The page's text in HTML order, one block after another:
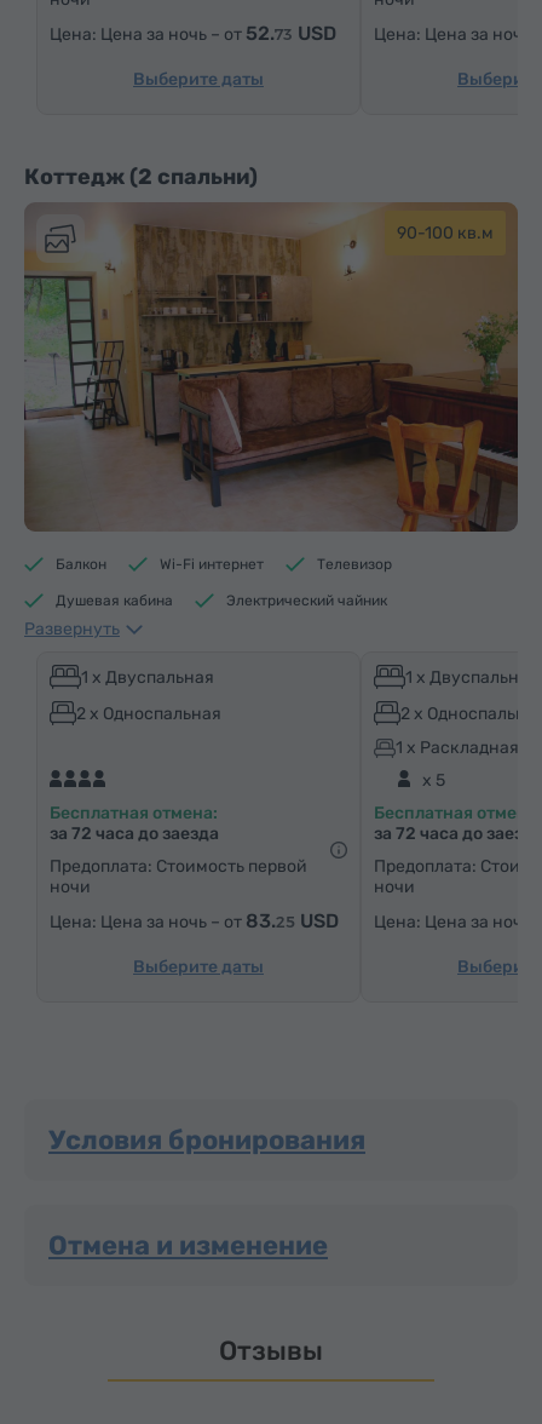
Цена за ночь – от 52.73 USD
Выберите даты
Цена за ночь
Коттедж (2 спальни)
90-100 кв.м
Балкон Wi-Fi интернет Телевизор
Душевая кабина Электрический чайник
Средства гигиены
Фен Отопление Шкаф/Гардероб
Гостиная Обеденная зона Обеденный стол
Кабельные телеканалы
Паркетные полы Холодильник
Бутилировання вода
Утюг с гладильной доской (по запросу)
Развернуть
1 x Двуспальная
2 x Односпальная
Бесплатная отмена:
за 72 часа до заезда
Предоплата: Стоимость первой
ночи
Цена за ночь – от 83.25 USD
Выберите даты
1 x Двуспальная
2 x
1 x Раскладная
x 5
Бесплатная отмена:
за 72 часа до заезда
Предоплата:
ночи
Цена за ночь
Условия бронирования
Отмена и изменение
Отзывы